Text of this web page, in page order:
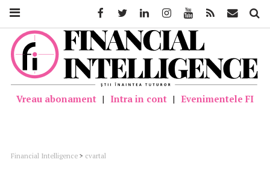
Vreau abonament | Intra in cont | Evenimentele FI
Financial Intelligence > cvartal
FacebookTwitter LinkedinInstagramYoutube Feed Mail